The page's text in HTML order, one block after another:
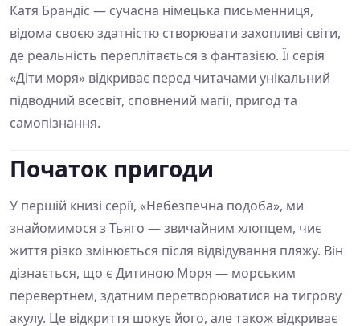
Катя Брандіс — сучасна німецька письменниця,
відома своєю здатністю створювати захопливі світи,
де реальність переплітається з фантазією. Її серія
«Діти моря» відкриває перед читачами унікальний
підводний всесвіт, сповнений магії, пригод та
самопізнання.
Початок пригоди
У першій книзі серії, «Небезпечна подоба», ми
знайомимося з Тьяго — звичайним хлопцем, чиє
життя різко змінюється після відвідування пляжу. Він
дізнається, що є Дитиною Моря — морським
перевертнем, здатним перетворюватися на тигрову
акулу. Це відкриття шокує його, але також відкриває